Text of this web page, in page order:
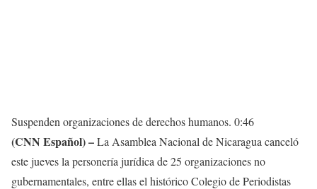
Suspenden organizaciones de derechos humanos. 0:46
(CNN Español) –La Asamblea Nacional de Nicaragua canceló
este jueves la personería jurídica de 25 organizaciones no
gubernamentales, entre ellas el histórico Colegio de Periodistas